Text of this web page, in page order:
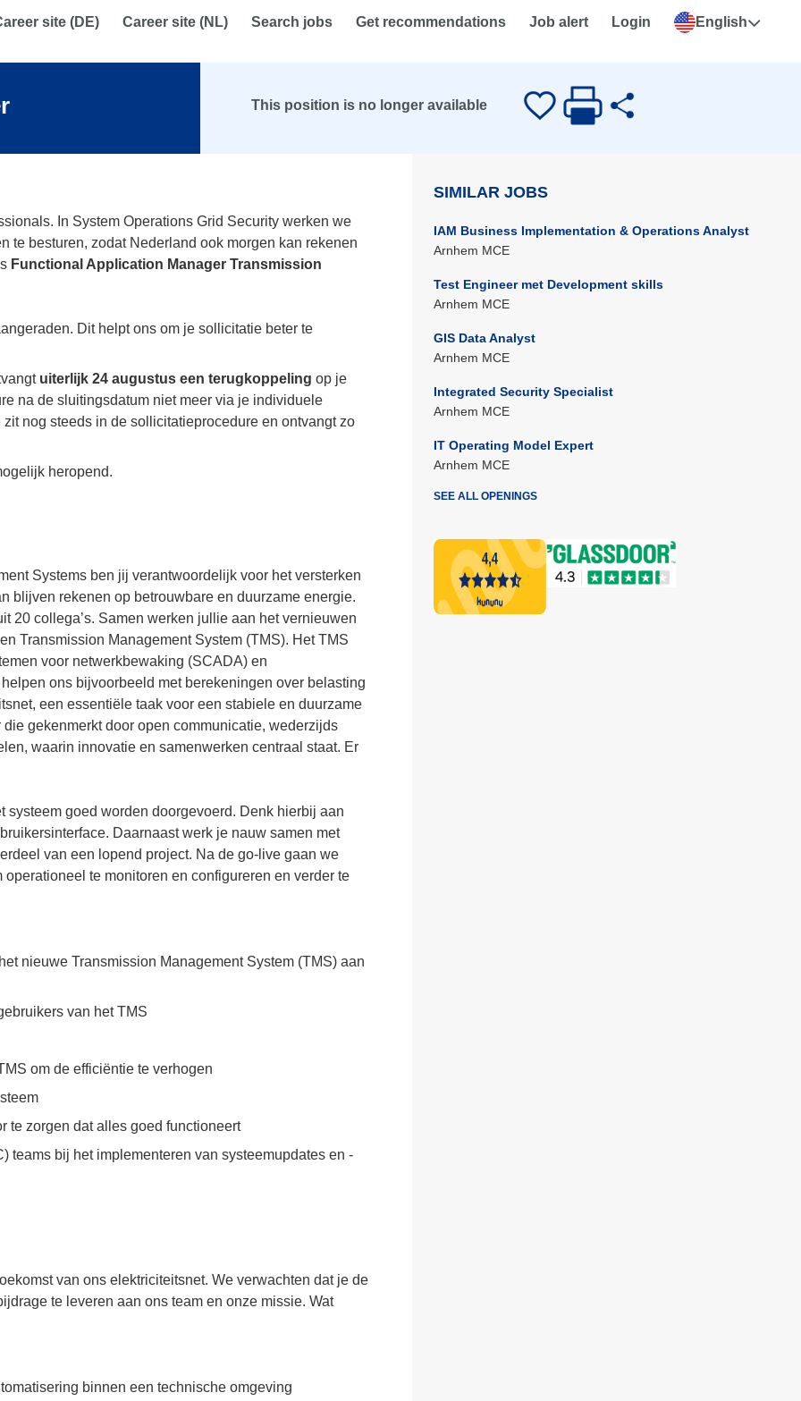
site (DE) Career site (NL) Search jobs Get recommendations Job alert Login English
This position is no longer available
In System Operations Grid Security werken we
te besturen, zodat Nederland ook morgen kan rekenen
Functional Application Manager Transmission
Dit helpt ons om je sollicitatie beter te
uiterlijk 24 augustus een terugkoppeling op je
na de sluitingsdatum niet meer via je individuele
nog steeds in de sollicitatieprocedure en ontvangt zo
heropend.
Systems ben jij verantwoordelijk voor het versterken
blijven rekenen op betrouwbare en duurzame energie.
20 collega’s. Samen werken jullie aan het vernieuwen
Transmission Management System (TMS). Het TMS
voor netwerkbewaking (SCADA) en
ons bijvoorbeeld met berekeningen over belasting
een essentiële taak voor een stabiele en duurzame
gekenmerkt door open communicatie, wederzijds
waarin innovatie en samenwerken centraal staat. Er
goed worden doorgevoerd. Denk hierbij aan
Daarnaast werk je nauw samen met
van een lopend project. Na de go-live gaan we
te monitoren en configureren en verder te
nieuwe Transmission Management System (TMS) aan
van het TMS
om de efficiëntie te verhogen
te zorgen dat alles goed functioneert
teams bij het implementeren van systeemupdates en -
van ons elektriciteitsnet. We verwachten dat je de
te leveren aan ons team en onze missie. Wat
binnen een technische omgeving
SIMILAR JOBS
IAM Business Implementation & Operations Analyst
Arnhem MCE
Test Engineer met Development skills
Arnhem MCE
GIS Data Analyst
Arnhem MCE
Integrated Security Specialist
Arnhem MCE
IT Operating Model Expert
Arnhem MCE
SEE ALL OPENINGS